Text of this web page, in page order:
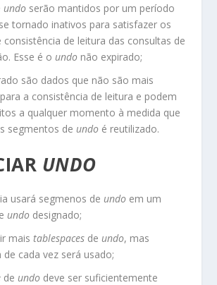
undo serão mantidos por um período
tornado inativos para satisfazer os
consistência de leitura das consultas de
Esse é o undo não expirado;
são dados que não são mais
a consistência de leitura e podem
a qualquer momento à medida que
segmentos de undo é reutilizado.
UNDO
usará segmenos de undo em um
undo designado;
mais tablespacesde undo, mas
cada vez será usado;
de undo deve ser suficientemente